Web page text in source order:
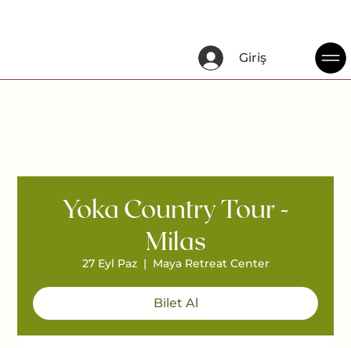
Giriş
Yoka Country Tour -
Milas
27 Eyl Paz
  |
Maya Retreat Center
Bilet Al